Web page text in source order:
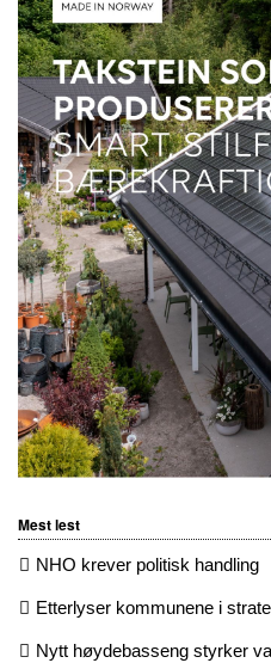
Mest lest
NHO krever politisk handling
Etterlyser kommunene i
Nytt høydebasseng styrker